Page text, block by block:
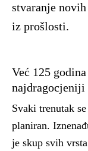
stvaranje
iz prošlosti.
Već 125
najdragocjeniji
Svaki trenutak
planiran.
je skup svih